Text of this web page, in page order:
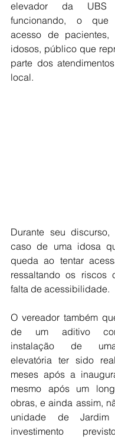
elevador da UBS
funcionando, o
acesso de pacientes,
idosos, público que
parte dos
local.
Durante seu
caso de uma idosa
queda ao tentar
ressaltando os riscos
falta de acessibilidade.
O vereador também
de um aditivo
instalação de
elevatória ter sido
meses após a
mesmo após um
obras, e ainda assim,
unidade de
investimento